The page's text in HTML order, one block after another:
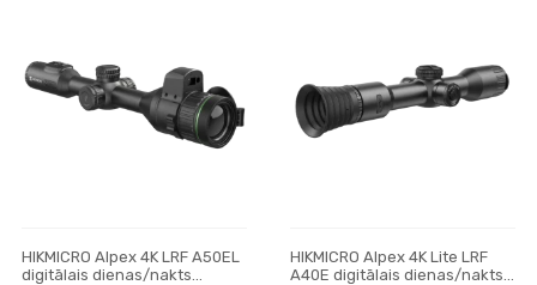
HIKMICRO Alpex 4K LRF A50EL
digitālais dienas/nakts
HIKMICRO Alpex 4K Lite LRF
A40E digitālais dienas/nakts